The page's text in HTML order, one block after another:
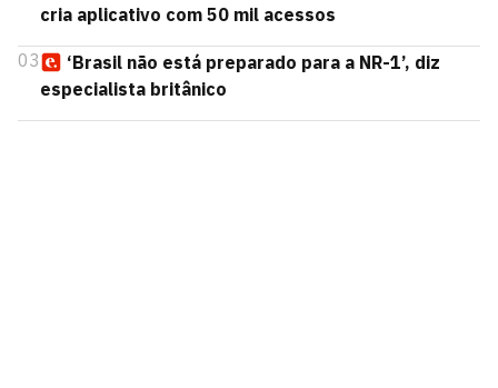
cria aplicativo com 50 mil acessos
03
‘Brasil não está preparado para a NR-1’, diz
especialista britânico